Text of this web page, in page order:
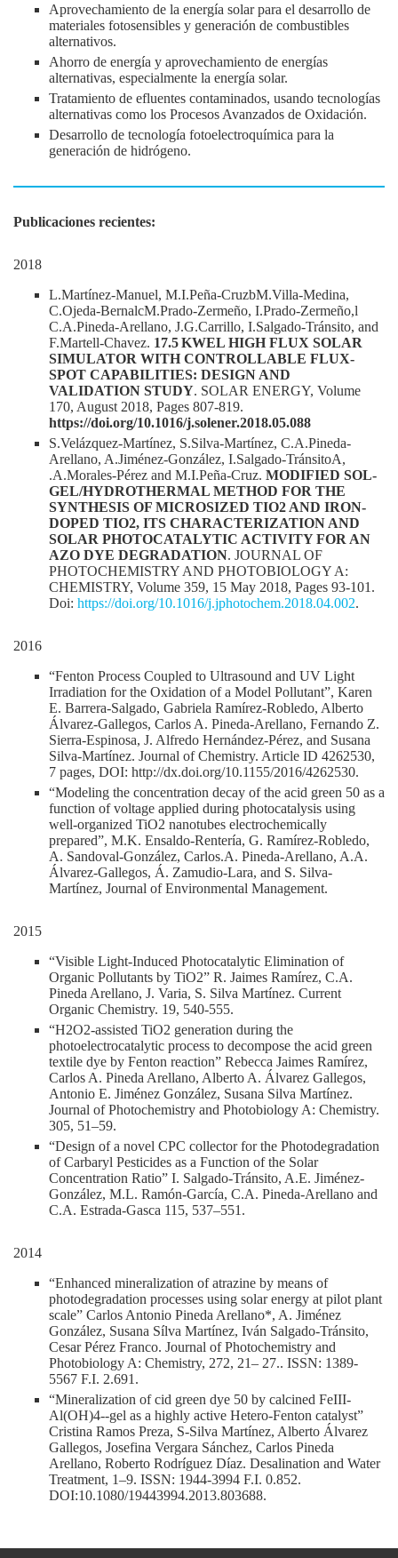
Aprovechamiento de la energía solar para el desarrollo de
materiales fotosensibles y generación de combustibles
alternativos.
Ahorro de energía y aprovechamiento de energías
alternativas, especialmente la energía solar.
Tratamiento de efluentes contaminados, usando tecnologías
alternativas como los Procesos Avanzados de Oxidación.
Desarrollo de tecnología fotoelectroquímica para la
generación de hidrógeno.
Publicaciones recientes:
2018
L.Martínez-Manuel, M.I.Peña-CruzbM.Villa-Medina,
C.Ojeda-BernalcM.Prado-Zermeño, I.Prado-Zermeño,l
C.A.Pineda-Arellano, J.G.Carrillo, I.Salgado-Tránsito, and
F.Martell-Chavez. 17.5 KWEL HIGH FLUX SOLAR
SIMULATOR WITH CONTROLLABLE FLUX-
SPOT CAPABILITIES: DESIGN AND
VALIDATION STUDY. SOLAR ENERGY, Volume
170, August 2018, Pages 807-819.
https://doi.org/10.1016/j.solener.2018.05.088
S.Velázquez-Martínez, S.Silva-Martínez, C.A.Pineda-
Arellano, A.Jiménez-González, I.Salgado-TránsitoA,
.A.Morales-Pérez and M.I.Peña-Cruz. MODIFIED SOL-
GEL/HYDROTHERMAL METHOD FOR THE
SYNTHESIS OF MICROSIZED TIO2 AND IRON-
DOPED TIO2, ITS CHARACTERIZATION AND
SOLAR PHOTOCATALYTIC ACTIVITY FOR AN
AZO DYE DEGRADATION. JOURNAL OF
PHOTOCHEMISTRY AND PHOTOBIOLOGY A:
CHEMISTRY, Volume 359, 15 May 2018, Pages 93-101.
Doi: https://doi.org/10.1016/j.jphotochem.2018.04.002.
2016
“Fenton Process Coupled to Ultrasound and UV Light
Irradiation for the Oxidation of a Model Pollutant”, Karen
E. Barrera-Salgado, Gabriela Ramírez-Robledo, Alberto
Álvarez-Gallegos, Carlos A. Pineda-Arellano, Fernando Z.
Sierra-Espinosa, J. Alfredo Hernández-Pérez, and Susana
Silva-Martínez. Journal of Chemistry. Article ID 4262530,
7 pages, DOI: http://dx.doi.org/10.1155/2016/4262530.
“Modeling the concentration decay of the acid green 50 as a
function of voltage applied during photocatalysis using
well-organized TiO2 nanotubes electrochemically
prepared”, M.K. Ensaldo-Rentería, G. Ramírez-Robledo,
A. Sandoval-González, Carlos.A. Pineda-Arellano, A.A.
Álvarez-Gallegos, Á. Zamudio-Lara, and S. Silva-
Martínez, Journal of Environmental Management.
2015
“Visible Light-Induced Photocatalytic Elimination of
Organic Pollutants by TiO2” R. Jaimes Ramírez, C.A.
Pineda Arellano, J. Varia, S. Silva Martínez. Current
Organic Chemistry. 19, 540-555.
“H2O2-assisted TiO2 generation during the
photoelectrocatalytic process to decompose the acid green
textile dye by Fenton reaction” Rebecca Jaimes Ramírez,
Carlos A. Pineda Arellano, Alberto A. Álvarez Gallegos,
Antonio E. Jiménez González, Susana Silva Martínez.
Journal of Photochemistry and Photobiology A: Chemistry.
305, 51–59.
“Design of a novel CPC collector for the Photodegradation
of Carbaryl Pesticides as a Function of the Solar
Concentration Ratio” I. Salgado-Tránsito, A.E. Jiménez-
González, M.L. Ramón-García, C.A. Pineda-Arellano and
C.A. Estrada-Gasca 115, 537–551.
2014
“Enhanced mineralization of atrazine by means of
photodegradation processes using solar energy at pilot plant
scale” Carlos Antonio Pineda Arellano*, A. Jiménez
González, Susana Sílva Martínez, Iván Salgado-Tránsito,
Cesar Pérez Franco. Journal of Photochemistry and
Photobiology A: Chemistry, 272, 21– 27.. ISSN: 1389-
5567 F.I. 2.691.
“Mineralization of cid green dye 50 by calcined FeIII-
Al(OH)4--gel as a highly active Hetero-Fenton catalyst”
Cristina Ramos Preza, S-Silva Martínez, Alberto Álvarez
Gallegos, Josefina Vergara Sánchez, Carlos Pineda
Arellano, Roberto Rodríguez Díaz. Desalination and Water
Treatment, 1–9. ISSN: 1944-3994 F.I. 0.852.
DOI:10.1080/19443994.2013.803688.